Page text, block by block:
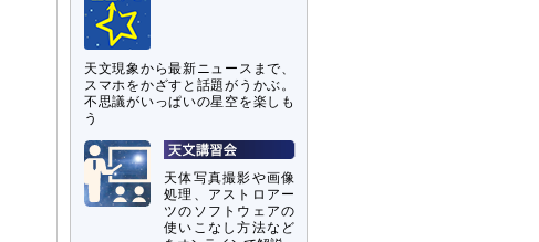
天文現象から最新ニュースまで、
スマホをかざすと話題がうかぶ。
不思議がいっぱいの星空を楽しも
う
天体写真撮影や画像
処理、アストロアー
ツのソフトウェアの
使いこなし方法など